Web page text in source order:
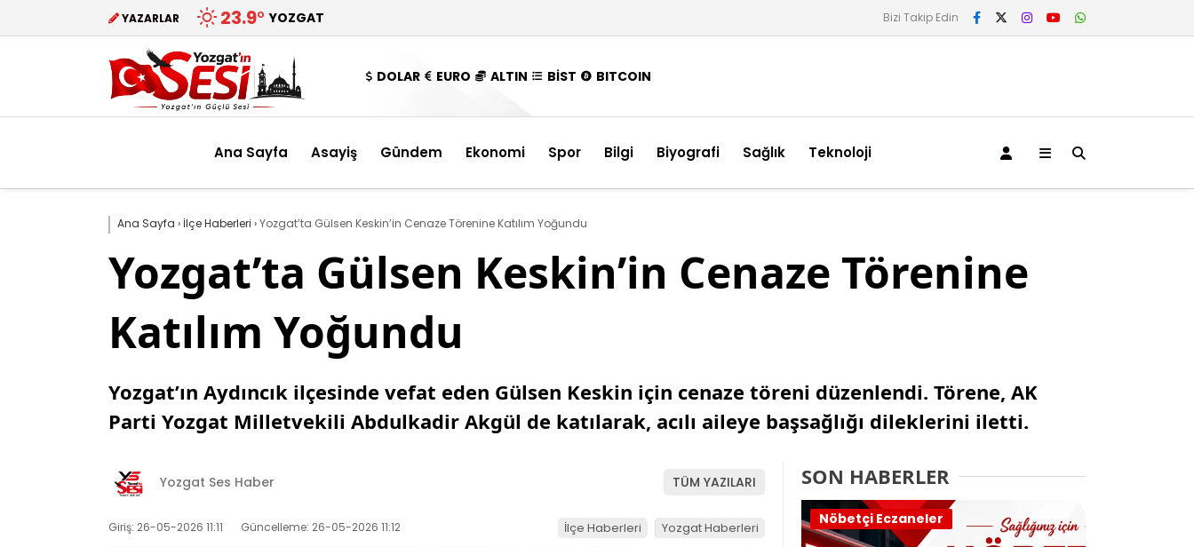
YAZARLAR 23.9° YOZGAT Bizi Takip Edin
DOLAR EURO ALTIN BİST BITCOIN
Ana Sayfa Asayiş Gündem Ekonomi Spor Bilgi Biyografi Sağlık Teknoloji
Ana Sayfa › İlçe Haberleri ›Yozgat’ta Gülsen Keskin’in Cenaze Törenine Katılım Yoğundu
Yozgat’ta Gülsen Keskin’in Cenaze Törenine
Katılım Yoğundu
Yozgat’ın Aydıncık ilçesinde vefat eden Gülsen Keskin için cenaze töreni düzenlendi. Törene, AK
Parti Yozgat Milletvekili Abdulkadir Akgül de katılarak, acılı aileye başsağlığı dileklerini iletti.
Yozgat Ses Haber TÜM YAZILARI
Giriş: 26-05-2026 11:11 Güncelleme: 26-05-2026 11:12 İlçe Haberleri Yozgat Haberleri
SON HABERLER
Nöbetçi Eczaneler